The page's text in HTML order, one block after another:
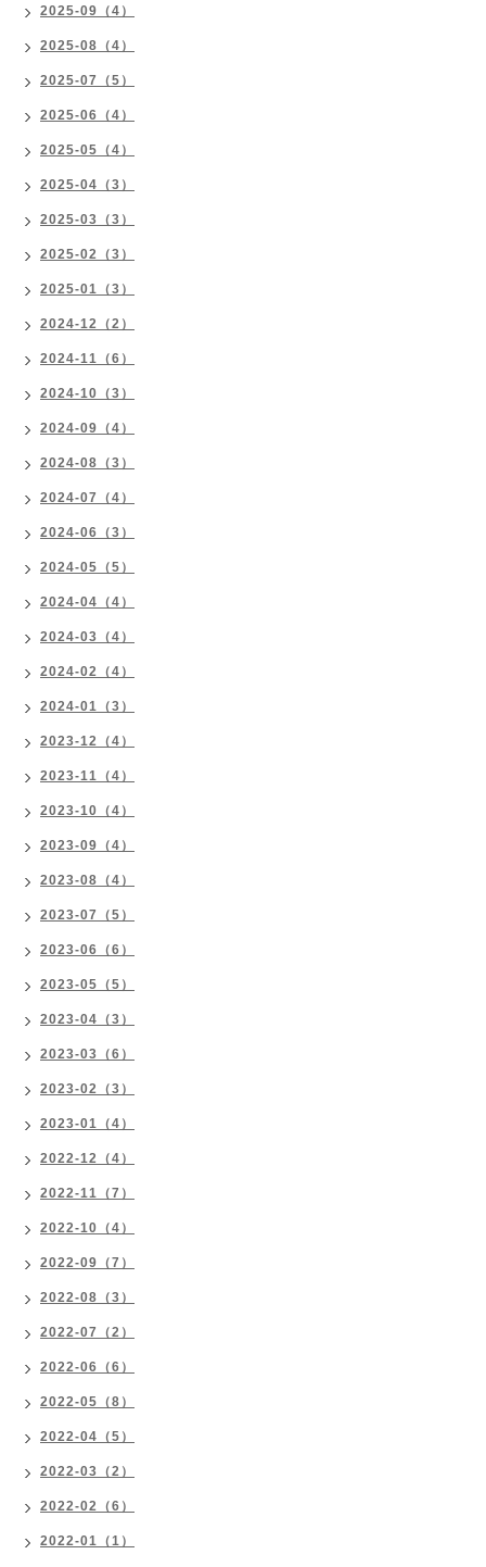
2025-09（4）
2025-08（4）
2025-07（5）
2025-06（4）
2025-05（4）
2025-04（3）
2025-03（3）
2025-02（3）
2025-01（3）
2024-12（2）
2024-11（6）
2024-10（3）
2024-09（4）
2024-08（3）
2024-07（4）
2024-06（3）
2024-05（5）
2024-04（4）
2024-03（4）
2024-02（4）
2024-01（3）
2023-12（4）
2023-11（4）
2023-10（4）
2023-09（4）
2023-08（4）
2023-07（5）
2023-06（6）
2023-05（5）
2023-04（3）
2023-03（6）
2023-02（3）
2023-01（4）
2022-12（4）
2022-11（7）
2022-10（4）
2022-09（7）
2022-08（3）
2022-07（2）
2022-06（6）
2022-05（8）
2022-04（5）
2022-03（2）
2022-02（6）
2022-01（1）